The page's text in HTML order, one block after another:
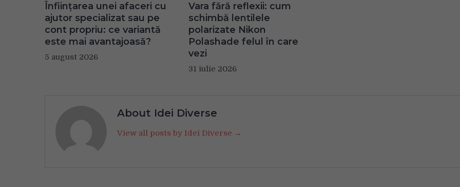
Înființarea unei afaceri cu
ajutor specializat sau pe
cont propriu: ce variantă
este mai avantajoasă?
5 august 2026
Vara fără reflexii: cum
schimbă lentilele
polarizate Nikon
Polashade felul în care
vezi
31 iulie 2026
About Idei Diverse
View all posts by Idei Diverse →